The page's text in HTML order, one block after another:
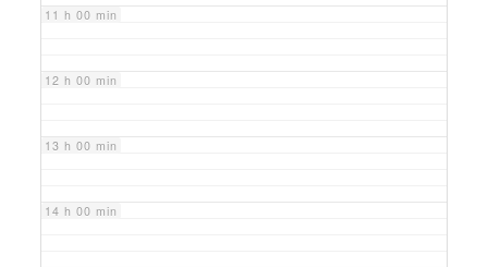
11 h 00 min
12 h 00 min
13 h 00 min
14 h 00 min